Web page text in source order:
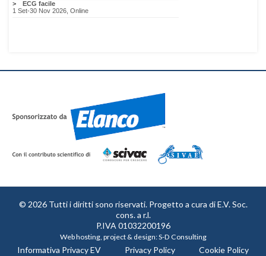
© 2026 Tutti i diritti sono riservati. Progetto a cura diE.V. Soc.
cons. a r.l.
P.IVA 01032200196
Web hosting, project & design:S-D Consulting
Informativa Privacy EV Privacy Policy Cookie Policy